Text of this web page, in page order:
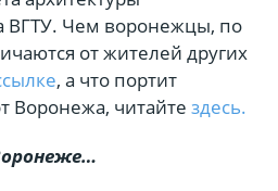
ВГТУ. Чем воронежцы, по
от жителей других
, а что портит
Воронежа, читайте здесь.